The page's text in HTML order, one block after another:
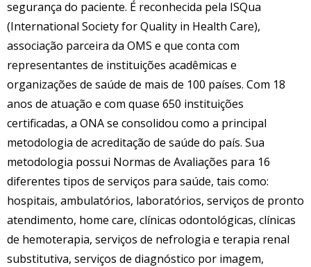
segurança do paciente. É reconhecida pela ISQua
(International Society for Quality in Health Care),
associação parceira da OMS e que conta com
representantes de instituições acadêmicas e
organizações de saúde de mais de 100 países. Com 18
anos de atuação e com quase 650 instituições
certificadas, a ONA se consolidou como a principal
metodologia de acreditação de saúde do país. Sua
metodologia possui Normas de Avaliações para 16
diferentes tipos de serviços para saúde, tais como:
hospitais, ambulatórios, laboratórios, serviços de pronto
atendimento, home care, clínicas odontológicas, clínicas
de hemoterapia, serviços de nefrologia e terapia renal
substitutiva, serviços de diagnóstico por imagem,